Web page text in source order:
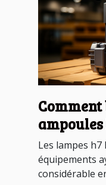
ampoules
Les lampes h7
équipements
considérable